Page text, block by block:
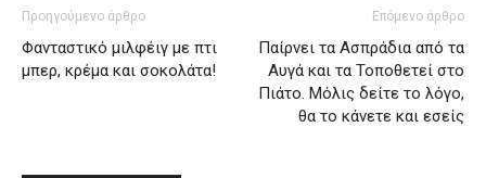
Προηγούμενο άρθρο
Φανταστικό μιλφέιγ με πτι
μπερ, κρέμα και σοκολάτα!
Επόμενο άρθρο
Παίρνει τα Ασπράδια από τα
Αυγά και τα Τοποθετεί στο
Πιάτο. Μόλις δείτε το λόγο,
θα το κάνετε και εσείς